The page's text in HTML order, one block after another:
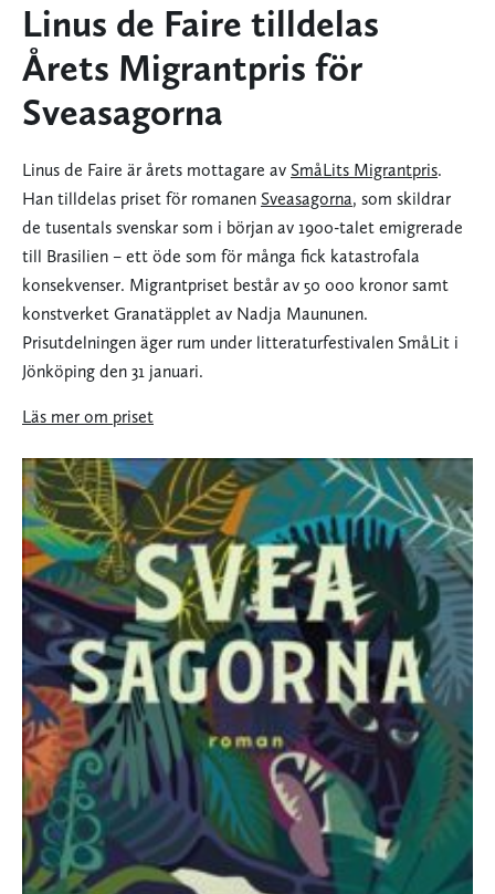
Linus de Faire tilldelas
Årets Migrantpris för
Sveasagorna
Linus de Faire är årets mottagare av SmåLits Migrantpris.
Han tilldelas priset för romanen Sveasagorna, som skildrar
de tusentals svenskar som i början av 1900-talet emigrerade
till Brasilien – ett öde som för många fick katastrofala
konsekvenser. Migrantpriset består av 50 000 kronor samt
konstverket Granatäpplet av Nadja Maununen.
Prisutdelningen äger rum under litteraturfestivalen SmåLit i
Jönköping den 31 januari.
Läs mer om priset